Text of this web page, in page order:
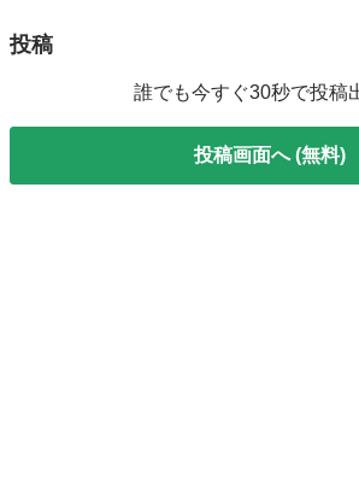
投稿
誰でも今すぐ30秒で投稿
投稿画面へ (無料)